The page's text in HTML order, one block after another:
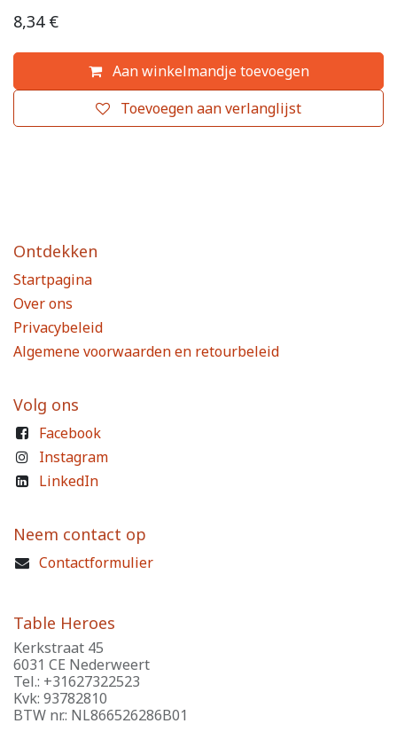
8,34€
Aan winkelmandje toevoegen
Toevoegen aan verlanglijst
Ontdekken
Startpagina
Over ons
Privacybeleid
Algemene voorwaarden en retourbeleid
Volg ons
Facebook
Instagram
LinkedIn
Neem contact op
Contactformulier
Table Heroes
Kerkstraat 45
6031 CE Nederweert
Tel.: +31627322523
Kvk: 93782810
BTW nr.: NL866526286B01